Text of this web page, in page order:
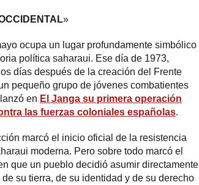
»
ocupa un lugar profundamente simbólico
política saharaui. Ese día de 1973,
días después de la creación del Frente
pequeño grupo de jóvenes combatientes
en El Janga su primera operación
las fuerzas coloniales españolas.
marcó el inicio oficial de la resistencia
moderna. Pero sobre todo marcó el
que un pueblo decidió asumir directamente
de su tierra, de su identidad y de su derecho